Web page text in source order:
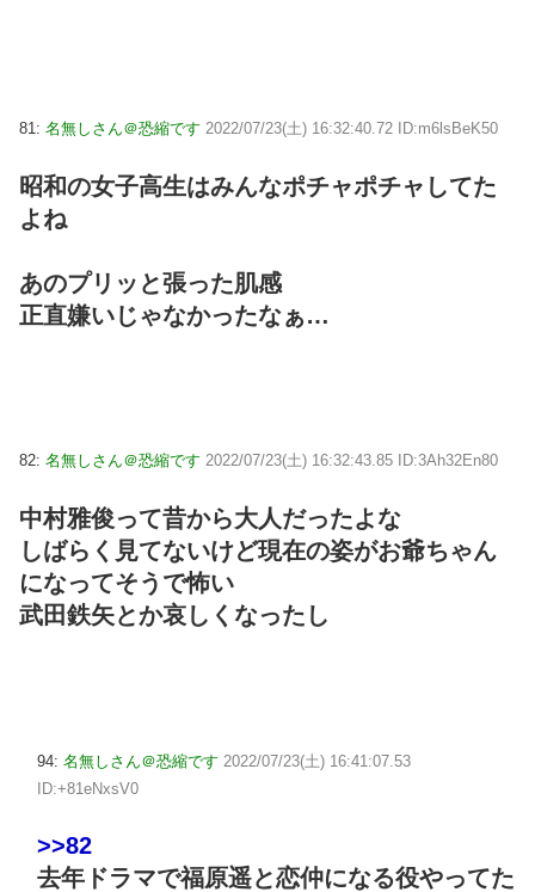
81: 名無しさん＠恐縮です 2022/07/23(土) 16:32:40.72 ID:m6lsBeK50
昭和の女子高生はみんなポチャポチャしてた
よね
あのプリッと張った肌感
正直嫌いじゃなかったなぁ…
82: 名無しさん＠恐縮です 2022/07/23(土) 16:32:43.85 ID:3Ah32En80
中村雅俊って昔から大人だったよな
しばらく見てないけど現在の姿がお爺ちゃん
になってそうで怖い
武田鉄矢とか哀しくなったし
94: 名無しさん＠恐縮です 2022/07/23(土) 16:41:07.53
ID:+81eNxsV0
>>82
去年ドラマで福原遥と恋仲になる役やってた